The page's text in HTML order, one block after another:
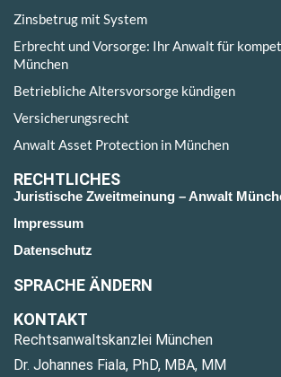
Zinsbetrug mit System
Erbrecht und Vorsorge: Ihr Anwalt für
München
Betriebliche Altersvorsorge kündigen
Versicherungsrecht
Anwalt Asset Protection in München
RECHTLICHES
Juristische Zweitmeinung – Anwalt
Impressum
Datenschutz
SPRACHE ÄNDERN
KONTAKT
Rechtsanwaltskanzlei München
Dr. Johannes Fiala, PhD, MBA, MM